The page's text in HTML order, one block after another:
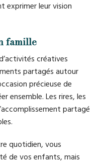
exprimer leur vision
famille
créatives
partagés autour
précieuse de
ensemble. Les rires, les
partagé
quotidien, vous
de vos enfants, mais